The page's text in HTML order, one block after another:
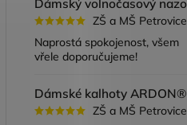
ZŠ a MŠ Petrovice
Naprostá spokojenost, všem
vřele doporučujeme!
ZŠ a MŠ Petrovice